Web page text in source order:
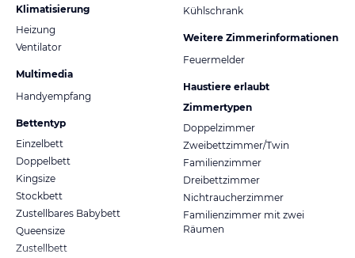
Klimatisierung
Heizung
Ventilator
Multimedia
Handyempfang
Bettentyp
Einzelbett
Doppelbett
Kingsize
Stockbett
Zustellbares Babybett
Queensize
Zustellbett
Kühlschrank
Weitere Zimmerinformationen
Feuermelder
Haustiere erlaubt
Zimmertypen
Doppelzimmer
Zweibettzimmer/Twin
Familienzimmer
Dreibettzimmer
Nichtraucherzimmer
Familienzimmer mit zwei
Räumen